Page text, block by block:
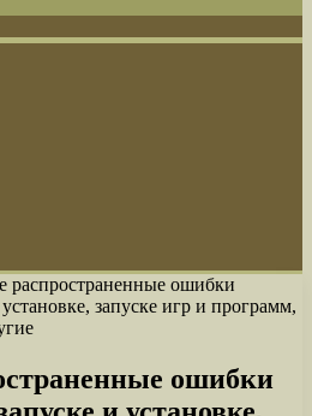
распространенные ошибки
запуске игр и программ,
ошибки